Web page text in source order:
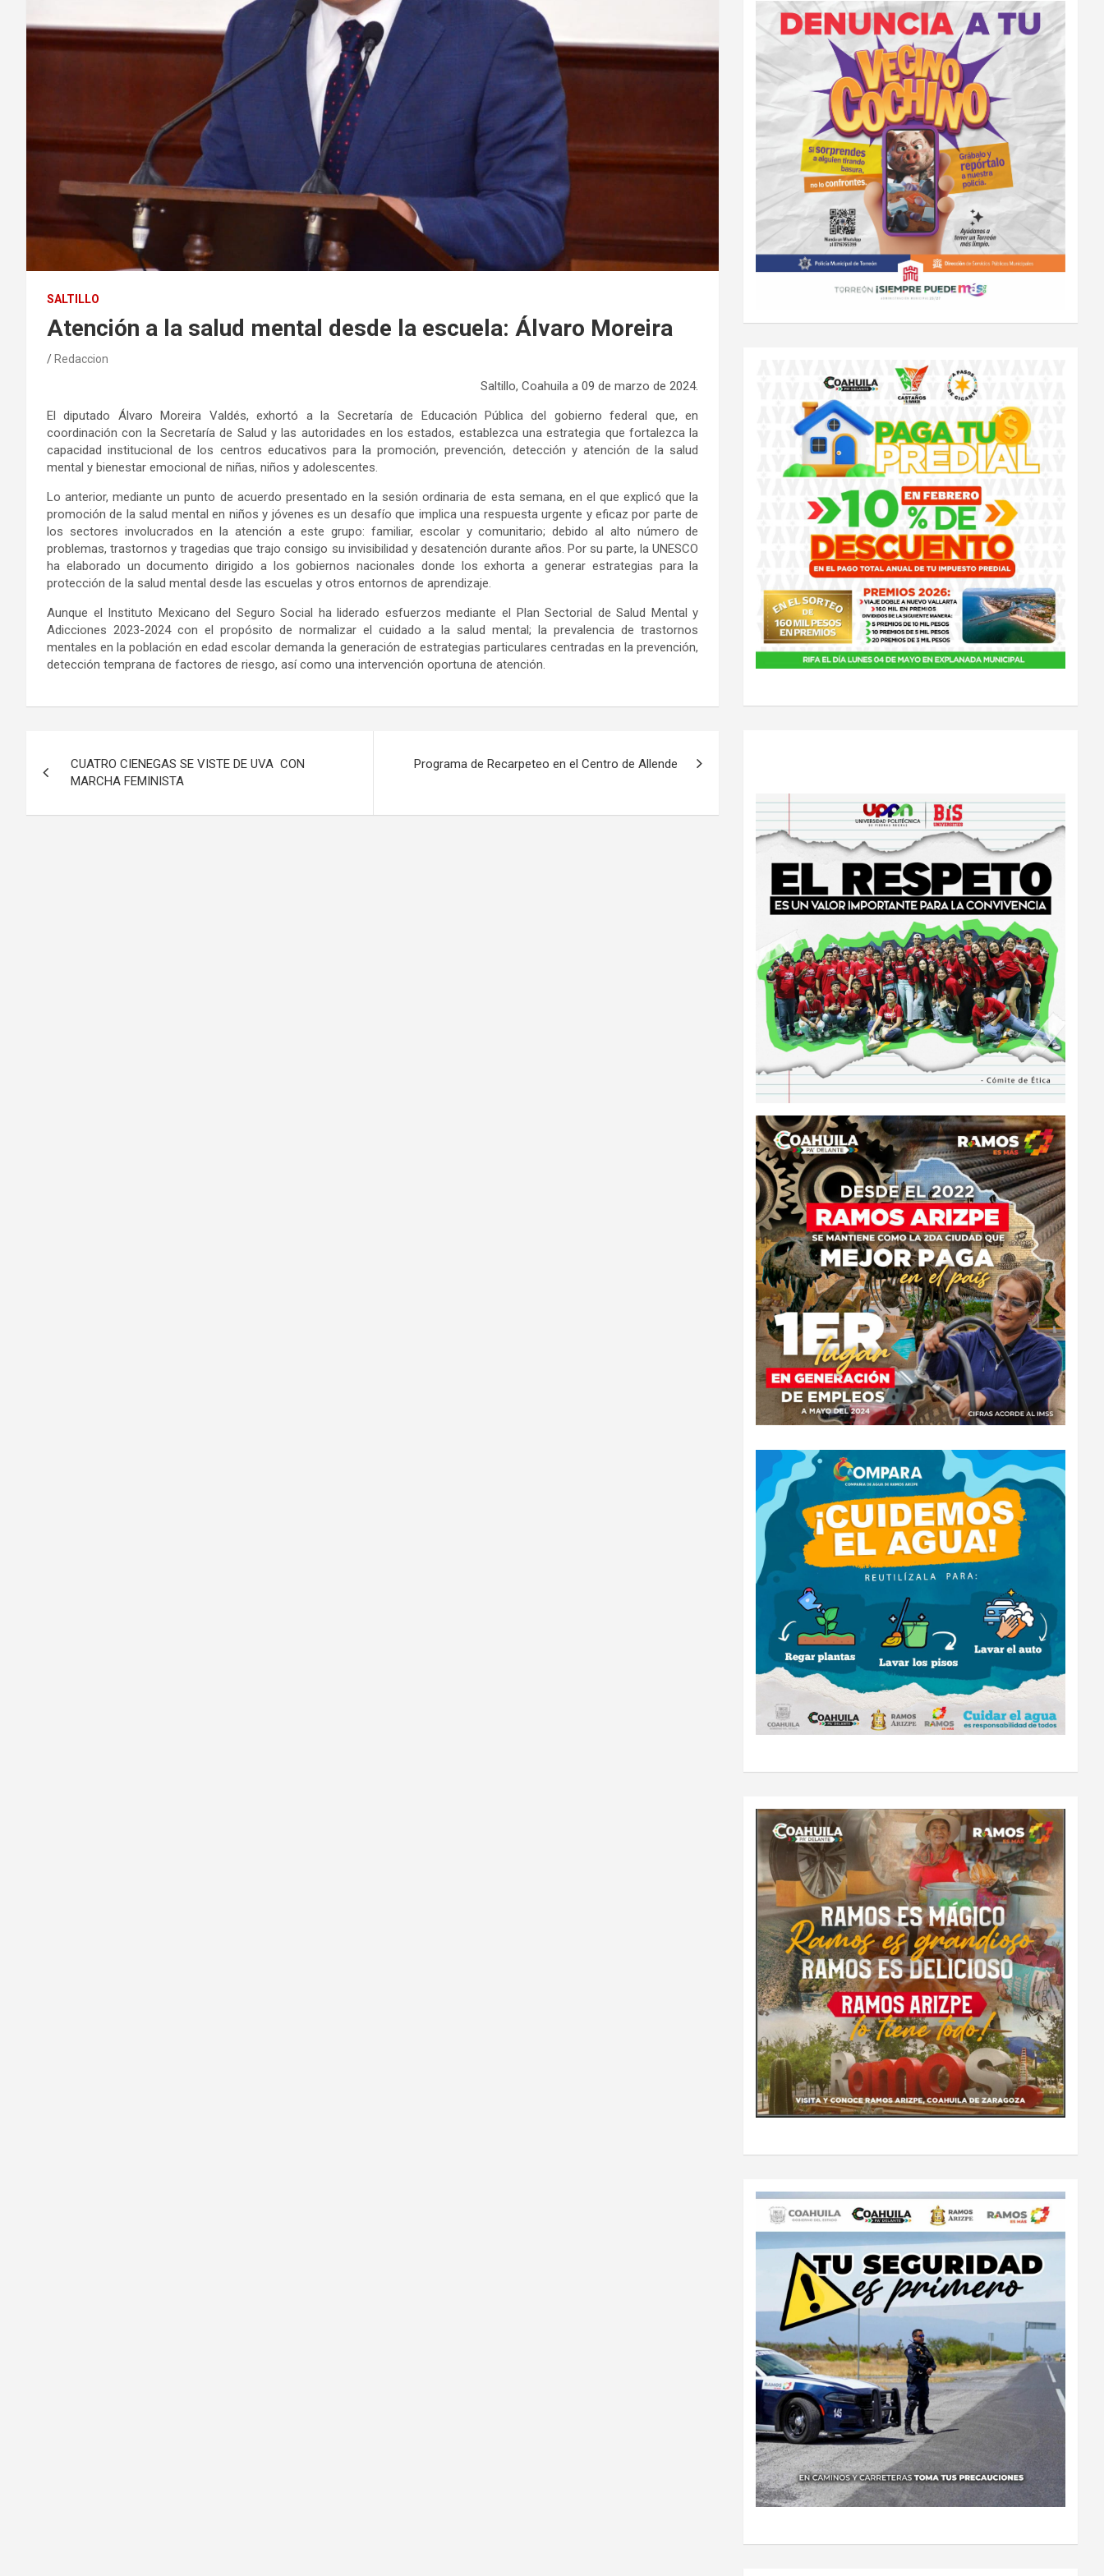
SALTILLO
Atención a la salud mental desde la escuela: Álvaro Moreira
Redaccion
Saltillo, Coahuila a 09 de marzo de 2024.
El diputado Álvaro Moreira Valdés, exhortó a la Secretaría de Educación Pública del gobierno federal que, en
coordinación con la Secretaría de Salud y las autoridades en los estados, establezca una estrategia que fortalezca la
capacidad institucional de los centros educativos para la promoción, prevención, detección y atención de la salud
mental y bienestar emocional de niñas, niños y adolescentes.
Lo anterior, mediante un punto de acuerdo presentado en la sesión ordinaria de esta semana, en el que explicó que la
promoción de la salud mental en niños y jóvenes es un desafío que implica una respuesta urgente y eficaz por parte de
los sectores involucrados en la atención a este grupo: familiar, escolar y comunitario; debido al alto número de
problemas, trastornos y tragedias que trajo consigo su invisibilidad y desatención durante años. Por su parte, la UNESCO
ha elaborado un documento dirigido a los gobiernos nacionales donde los exhorta a generar estrategias para la
protección de la salud mental desde las escuelas y otros entornos de aprendizaje.
Aunque el Instituto Mexicano del Seguro Social ha liderado esfuerzos mediante el Plan Sectorial de Salud Mental y
Adicciones 2023-2024 con el propósito de normalizar el cuidado a la salud mental; la prevalencia de trastornos
mentales en la población en edad escolar demanda la generación de estrategias particulares centradas en la prevención,
detección temprana de factores de riesgo, así como una intervención oportuna de atención.
de
entradas
CUATRO CIENEGAS SE VISTE DE UVA CON
MARCHA FEMINISTA
Programa de Recarpeteo en el Centro de Allende